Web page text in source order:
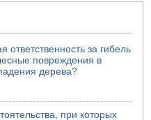
ответственность за гибель
повреждения в
дерева?
при которых